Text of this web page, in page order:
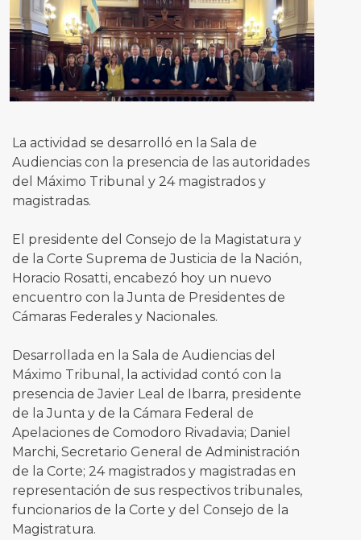
La actividad se desarrolló en la Sala de
Audiencias con la presencia de las autoridades
del Máximo Tribunal y 24 magistrados y
magistradas.
El presidente del Consejo de la Magistatura y
de la Corte Suprema de Justicia de la Nación,
Horacio Rosatti, encabezó hoy un nuevo
encuentro con la Junta de Presidentes de
Cámaras Federales y Nacionales.
Desarrollada en la Sala de Audiencias del
Máximo Tribunal, la actividad contó con la
presencia de Javier Leal de Ibarra, presidente
de la Junta y de la Cámara Federal de
Apelaciones de Comodoro Rivadavia; Daniel
Marchi, Secretario General de Administración
de la Corte; 24 magistrados y magistradas en
representación de sus respectivos tribunales,
funcionarios de la Corte y del Consejo de la
Magistratura.